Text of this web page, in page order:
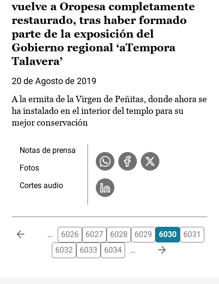
vuelve a Oropesa completamente
restaurado, tras haber formado
parte de la exposición del
Gobierno regional ‘aTempora
Talavera’
20 de Agosto de 2019
A la ermita de la Virgen de Peñitas, donde ahora se
ha instalado en el interior del templo para su
mejor conservación
Notas de prensa
Fotos
Cortes audio
Paginación … 6026 6027 6028 6029 6030
6031
6032
6033 6034 …